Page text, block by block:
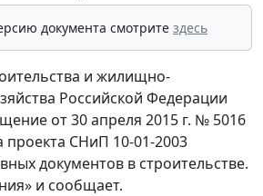
документа смотрите здесь
и жилищно-
Российской Федерации
от 30 апреля 2015 г. № 5016
проекта СНиП 10-01-2003
документов в строительстве.
и сообщает.